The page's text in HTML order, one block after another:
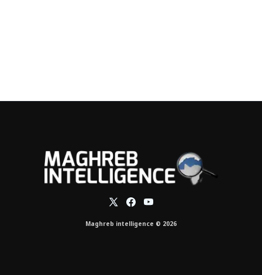
Maghreb intelligence © 2026